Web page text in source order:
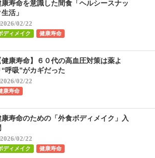
康寿命を意識した間食「ヘルシースナッ
活」
2026/02/22
ディメイク 健康寿命
健康寿命】６０代の高血圧対策は薬よ
“呼吸”がカギだった
2026/02/22
康寿命
康寿命のための「外食ボディメイク」入
2026/02/22
ディメイク 健康寿命